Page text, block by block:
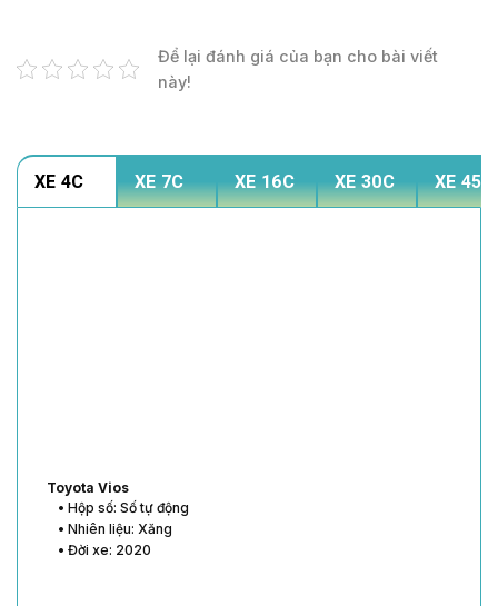
Để lại đánh giá của bạn cho bài viết
này!
XE 4C XE 7C XE 16C XE 30C XE 45C
Toyota Vios
• Hộp số: Số tự động
• Nhiên liệu: Xăng
• Đời xe: 2020